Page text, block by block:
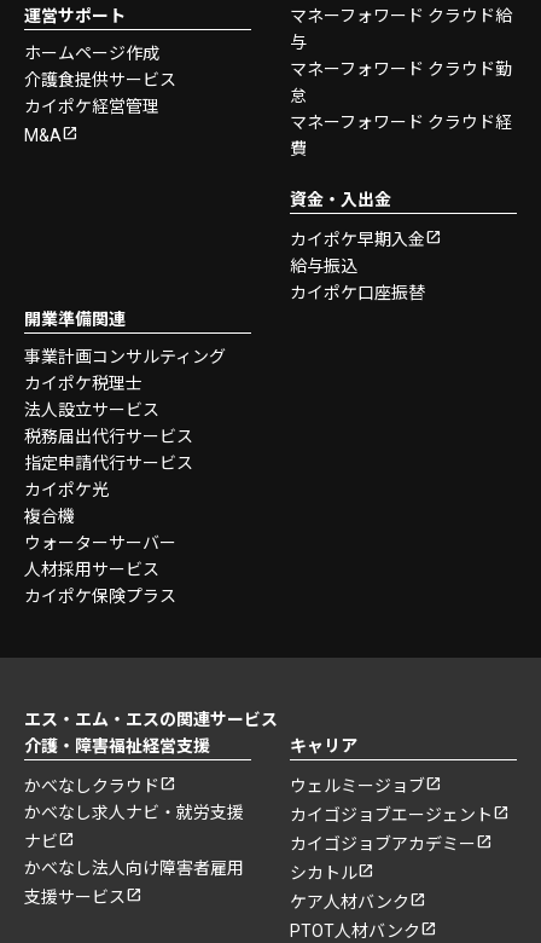
運営サポート
ホームページ作成
介護食提供サービス
カイポケ経営管理
M&A
マネーフォワード クラウド給
与
マネーフォワード クラウド勤
怠
マネーフォワード クラウド経
費
資金・入出金
カイポケ早期入金
給与振込
カイポケ口座振替
開業準備関連
事業計画コンサルティング
カイポケ税理士
法人設立サービス
税務届出代行サービス
指定申請代行サービス
カイポケ光
複合機
ウォーターサーバー
人材採用サービス
カイポケ保険プラス
エス・エム・エスの関連サービス
介護・障害福祉経営支援
かべなしクラウド
かべなし求人ナビ・就労支援
ナビ
かべなし法人向け障害者雇用
支援サービス
キャリア
ウェルミージョブ
カイゴジョブエージェント
カイゴジョブアカデミー
シカトル
ケア人材バンク
PTOT人材バンク